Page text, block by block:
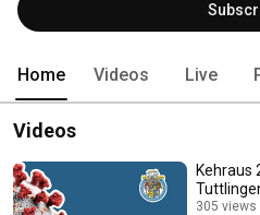
Home Videos Live
Videos
Kehraus
305 views